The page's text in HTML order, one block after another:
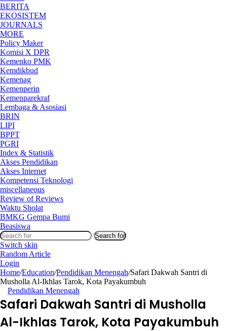
BERITA
EKOSISTEM
JOURNALS
MORE
Policy Maker
Komisi X DPR
Kemenko PMK
Kemdikbud
Kemenag
Kemenperin
Kemenparekraf
Lembaga & Asosiasi
BRIN
LIPI
BPPT
PGRI
Index & Statistik
Akses Pendidikan
Akses Internet
Kompetensi Teknologi
miscellaneous
Review of Reviews
Waktu Sholat
BMKG Gempa Bumi
Beasiswa
Search for
Switch skin
Random Article
Login
Home/Education/Pendidikan Menengah/Safari Dakwah Santri di
Musholla Al-Ikhlas Tarok, Kota Payakumbuh
Pendidikan Menengah
Safari Dakwah Santri di Musholla
Al-Ikhlas Tarok, Kota Payakumbuh